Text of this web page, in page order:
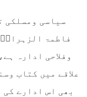
content
سیاسی ومسلکی
فاطمۃ الزہراءؓ
وفلاحی ادارہ
علاقے میں کتاب
بھی اس ادارے